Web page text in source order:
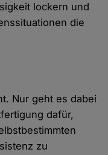
lockern und
die
Nur geht es dabei
dafür,
zu